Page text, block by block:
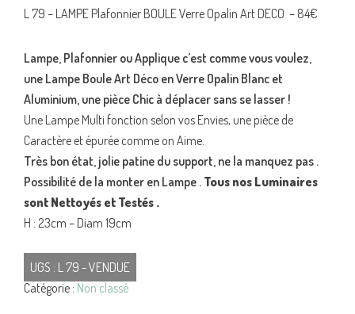
L 79 – LAMPE Plafonnier BOULE Verre Opalin Art DECO – 84€
Lampe, Plafonnier ou Applique c’est comme vous voulez,
une Lampe Boule Art Déco en Verre Opalin Blanc et
Aluminium, une pièce Chic à déplacer sans se lasser !
Une Lampe Multi fonction selon vos Envies, une pièce de
Caractère et épurée comme on Aime.
Très bon état, jolie patine du support, ne la manquez pas .
Possibilité de la monter en Lampe . Tous nos Luminaires
sont Nettoyés et Testés .
H : 23cm – Diam 19cm
UGS : L 79 - VENDUE
Catégorie : Non classé